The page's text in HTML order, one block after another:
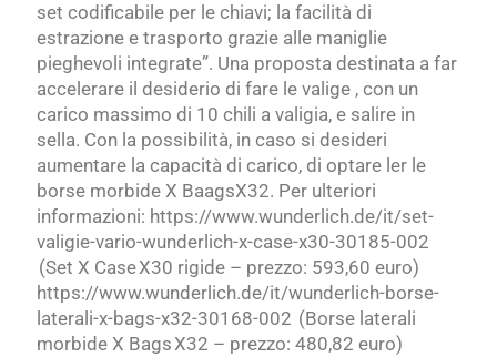
set codificabile per le chiavi; la facilità di
estrazione e trasporto grazie alle maniglie
pieghevoli integrate”. Una proposta destinata a far
accelerare il desiderio di fare le valige , con un
carico massimo di 10 chili a valigia, e salire in
sella. Con la possibilità, in caso si desideri
aumentare la capacità di carico, di optare ler le
borse morbide X BaagsX32. Per ulteriori
informazioni: https://www.wunderlich.de/it/set-
valigie-vario-wunderlich-x-case-x30-30185-002
(Set X Case X30 rigide – prezzo: 593,60 euro)
https://www.wunderlich.de/it/wunderlich-borse-
laterali-x-bags-x32-30168-002 (Borse laterali
morbide X Bags X32 – prezzo: 480,82 euro)